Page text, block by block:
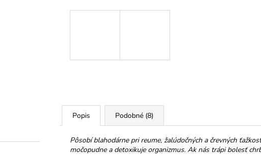
Popis Podobné (8)
Pôsobí blahodárne pri reume, žalúdočných a črevných
močopudne a detoxikuje organizmus. Ak nás trápi bolesť